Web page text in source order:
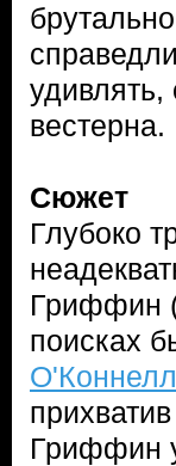
вестерна.
Сюжет
Глубоко
Гриффин
поисках
О'Коннелл
Гриффин